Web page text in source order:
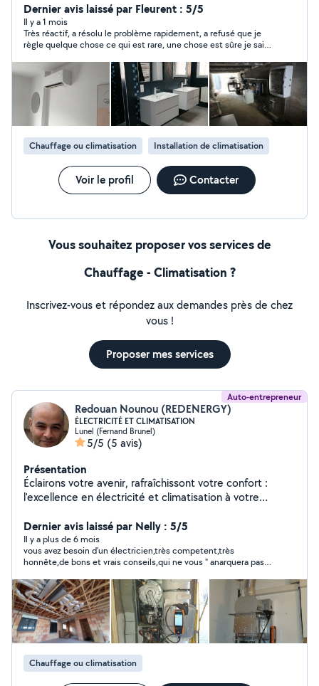
Dernier avis laissé par Fleurent : 5/5
Il y a 1 mois
Très réactif, a résolu le problème rapidement, a refusé que je
règle quelque chose ce qui est rare, une chose est sûre je sais
Chauffage ou climatisation Installation de climatisation
Voir le profil Contacter
Vous souhaitez proposer vos services de
Chauffage - Climatisation ?
Inscrivez-vous et répondez aux demandes près de chez
vous !
Proposer mes services
Auto-entrepreneur
Redouan Nounou (REDENERGY)
ÉLECTRICITÉ ET CLIMATISATION
Lunel (Fernand Brunel)
5/5 (5 avis)
Présentation
Éclairons votre avenir, rafraîchissont votre confort :
l'excellence en électricité et climatisation à votre
installation, domotique, dépannage, maintenance
préventives et curative, diagnostic gratuit, conseil à tous
niveau, peut également faire du multi-service. J'ai fais 7
constructions neuves maison individuelle et plusieurs
rénovation de maison et appart ancien. J'ai été
technicien de maintenance pour un gros groupe
pendant 13 ans. Mes tarifs sont sur mesures et très
intéressants pour que je puisse vous aider selon vos
budget. ( je parle en connaissance de cause )
Assurance garantie décennales et habilitation électrique
en ma possession.
Dernier avis laissé par Nelly : 5/5
Il y a plus de 6 mois
vous avez besoin d'un électricien,très competent,très
honnête,de bons et vrais conseils,qui ne vous " anarquera pas ",
indéfiniment,appellez Redouane
Chauffage ou climatisation